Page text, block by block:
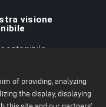
of providing, analyzing
the display, displaying
visione
rapporto CSR